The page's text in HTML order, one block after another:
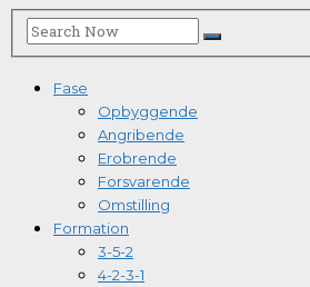
Fase
Opbyggende
Angribende
Erobrende
Forsvarende
Omstilling
Formation
3-5-2
4-2-3-1